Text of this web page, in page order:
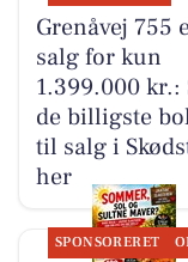
Grenåvej 755
salg for kun
1.399.000 kr.:
de billigste
til salg i
her
SPONSORERET